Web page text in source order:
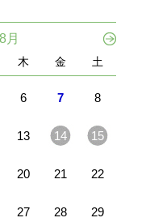
月
木 金 土
6 7 8
13 14 15
20 21 22
27 28 29